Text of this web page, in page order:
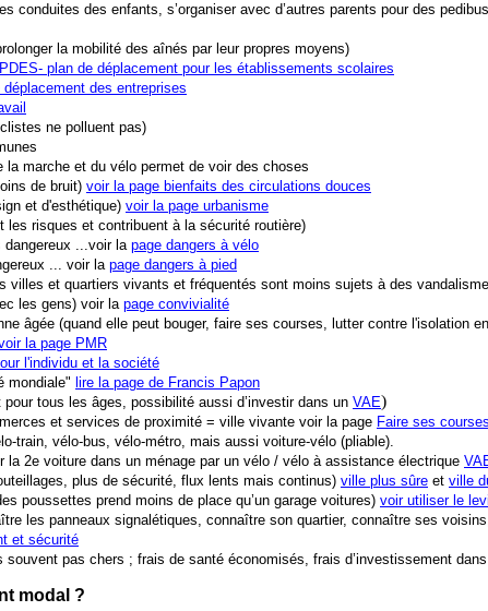
conduites des enfants, s’organiser avec d’autres parents pour des
la mobilité des aînés par leur propres moyens)
PDES- plan de déplacement pour les établissements scolaires
déplacement des entreprises
ne polluent pas)
marche et du vélo permet de voir des choses
de bruit) voir la page bienfaits des circulations douces
et d'esthétique) voir la page urbanisme
les risques et contribuent à la sécurité routière)
...voir la page dangers à vélo
... voir la page dangers à pied
villes et quartiers vivants et fréquentés sont moins sujets à des
les gens) voir la page convivialité
âgée (quand elle peut bouger, faire ses courses, lutter contre l'isolation
la page PMR
l'individu et la société
mondiale" lire la page de Francis Papon
tous les âges, possibilité aussi d’investir dans un VAE)
ces et services de proximité = ville vivante voir la page Faire ses
train, vélo-bus, vélo-métro, mais aussi voiture-vélo (pliable).
la 2e voiture dans un ménage par un vélo / vélo à assistance électrique
plus de sécurité, flux lents mais continus) ville plus sûre et ville
poussettes prend moins de place qu’un garage voitures) voir utiliser le
les panneaux signalétiques, connaître son quartier, connaître ses
et sécurité
pas chers ; frais de santé économisés, frais d’investissement
modal ?